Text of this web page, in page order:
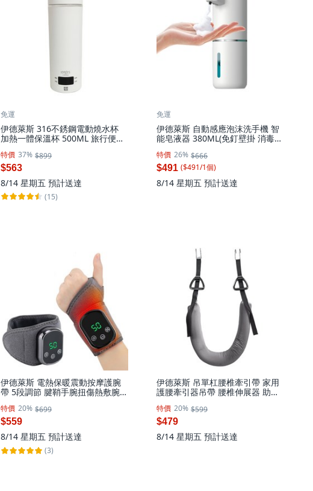
免運
伊德萊斯 316不銹鋼電動燒水杯
加熱一體保溫杯 500ML 旅行便攜
623 白色
特價 37% $899
$563
8/14 星期五 預計送達
(15)
免運
伊德萊斯 自動感應泡沫洗手機 智
能皂液器 380ML(免釘壁掛 消毒機
特價 26% $666
$491 ($491/1個)
8/14 星期五 預計送達
伊德萊斯 電熱保暖震動按摩護腕
帶 5段調節 腱鞘手腕扭傷熱敷腕帶
AH-620H
特價 20% $699
$559
8/14 星期五 預計送達
(3)
伊德萊斯 吊單杠腰椎牽引帶 家用
護腰牽引器吊帶 腰椎伸展器 助力
1
特價 20% $599
$479
8/14 星期五 預計送達